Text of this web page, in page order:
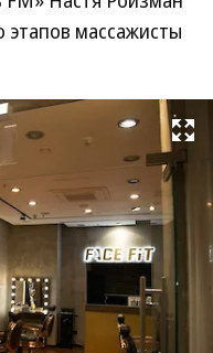
этапов массажисты
Развернуть